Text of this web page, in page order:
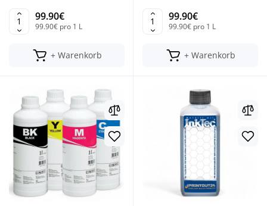
99.90€
99.90€ pro 1 L
+ Warenkorb
99.90€
99.90€ pro 1 L
+ Warenkorb